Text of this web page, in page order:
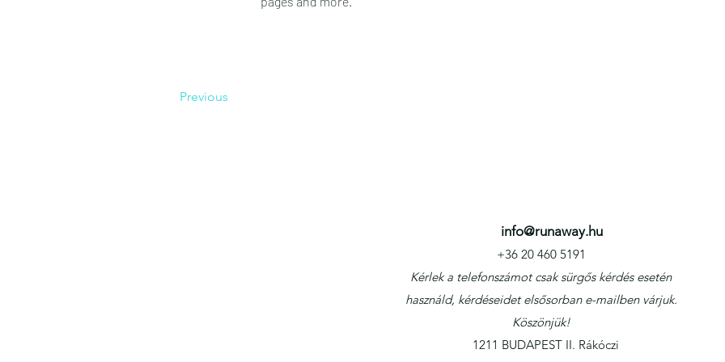
Previous
info@runaway.hu
+36 20 460 5191
Kérlek a telefonszámot csak sürgős kérdés esetén
használd, kérdéseidet elsősorban e-mailben várjuk.
Köszönjük!
1211 BUDAPEST II. Rákóczi